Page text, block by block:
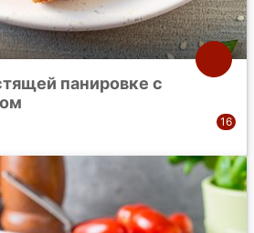
панировке с